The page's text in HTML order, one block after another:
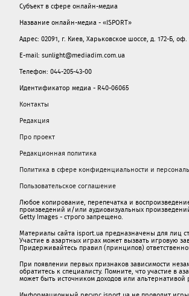
Субъект в сфере онлайн-медиа
Название онлайн-медиа - «ISPORT»
Адрес: 02091, г. Киев, Харьковское шоссе, д. 172-Б,
E-mail: sunlight@mediadim.com.ua
Телефон: 044-205-43-00
Идентификатор медиа - R40-06065
Контакты
Редакция
Про проект
Редакционная политика
Политика в сфере конфиденциальности и
Пользовательское соглашение
Любое копирование, перепечатка и
произведений и/или аудиовизуальных
Getty Images - строго запрещено.
Материалы сайта isport.ua предназначены для лиц
Участие в азартных играх может вызвать игровую
Придерживайтесь правил (принципов)
При появлении первых признаков зависимости
обратитесь к специалисту. Помните, что участие в
может быть источником доходов или альтернативой